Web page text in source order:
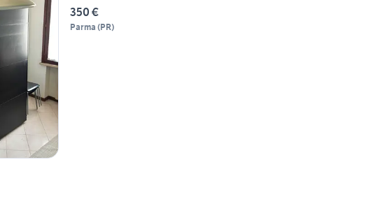
350 €
Parma (PR)